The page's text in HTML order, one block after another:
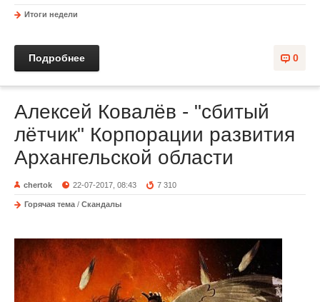
Итоги недели
0
Подробнее
Алексей Ковалёв - "сбитый
лётчик" Корпорации развития
Архангельской области
chertok 22-07-2017, 08:43 7 310
Горячая тема / Скандалы